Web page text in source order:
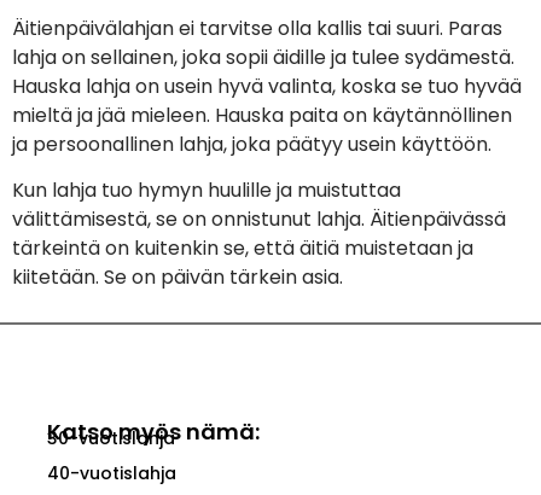
Äitienpäivälahjan ei tarvitse olla kallis tai suuri. Paras
lahja on sellainen, joka sopii äidille ja tulee sydämestä.
Hauska lahja on usein hyvä valinta, koska se tuo hyvää
mieltä ja jää mieleen. Hauska paita on käytännöllinen
ja persoonallinen lahja, joka päätyy usein käyttöön.
Kun lahja tuo hymyn huulille ja muistuttaa
välittämisestä, se on onnistunut lahja. Äitienpäivässä
tärkeintä on kuitenkin se, että äitiä muistetaan ja
kiitetään. Se on päivän tärkein asia.
Katso myös nämä:
30-vuotislahja
40-vuotislahja